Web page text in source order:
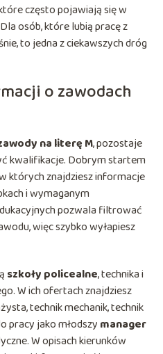
często pojawiają się w
osób, które lubią pracę z
to jedna z ciekawszych dróg
o zawodach
na literę M, pozostaje
kwalifikacje. Dobrym startem
których znajdziesz informacje
i wymaganym
pozwala filtrować
więc szybko wyłapiesz
szkoły policealne, technika i
W ich ofertach znajdziesz
technik mechanik, technik
jako młodszy manager
W opisach kierunków